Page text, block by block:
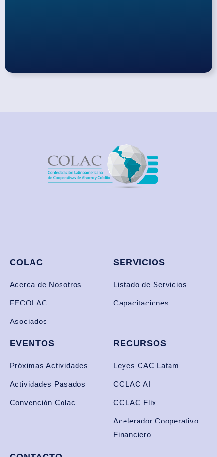
COLAC
Acerca de Nosotros
FECOLAC
Asociados
SERVICIOS
Listado de Servicios
Capacitaciones
EVENTOS
Próximas Actividades
Actividades Pasados
Convención Colac
RECURSOS
Leyes CAC Latam
COLAC AI
COLAC Flix
Acelerador Cooperativo
Financiero